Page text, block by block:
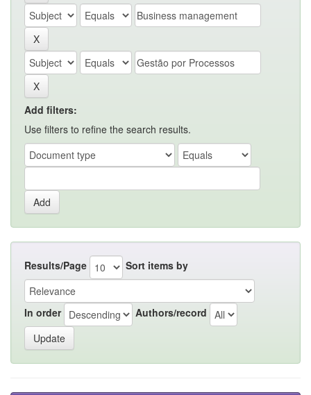
Add filters:
Use filters to refine the search results.
Results/Page Sort items by
In order Authors/record